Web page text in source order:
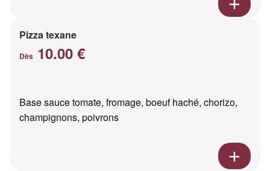
Pizza texane
Dès 10.00 €
Base sauce tomate, fromage, boeuf haché, chorizo,
champignons, poivrons